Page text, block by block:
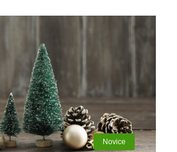
Novice